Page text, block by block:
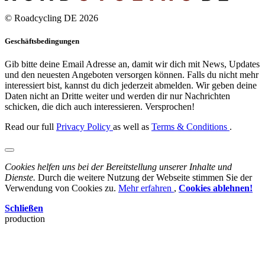
© Roadcycling DE 2026
Geschäftsbedingungen
Gib bitte deine Email Adresse an, damit wir dich mit News, Updates
und den neuesten Angeboten versorgen können. Falls du nicht mehr
interessiert bist, kannst du dich jederzeit abmelden. Wir geben deine
Daten nicht an Dritte weiter und werden dir nur Nachrichten
schicken, die dich auch interessieren. Versprochen!
Read our full Privacy Policy as well as Terms & Conditions .
Cookies helfen uns bei der Bereitstellung unserer Inhalte und
Dienste. Durch die weitere Nutzung der Webseite stimmen Sie der
Verwendung von Cookies zu. Mehr erfahren , Cookies ablehnen!
Schließen
production